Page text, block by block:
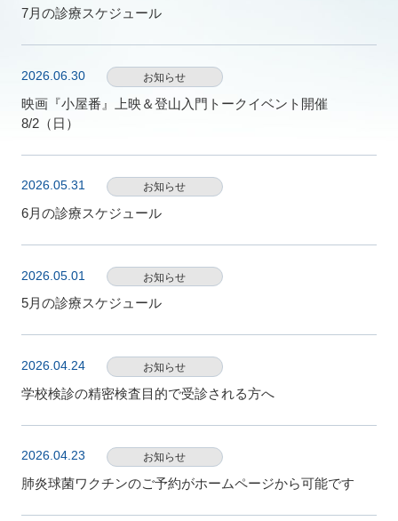
7月の診療スケジュール
2026.06.30 お知らせ
映画『小屋番』上映＆登山入門トークイベント開催
8/2（日）
2026.05.31 お知らせ
6月の診療スケジュール
2026.05.01 お知らせ
5月の診療スケジュール
2026.04.24 お知らせ
学校検診の精密検査目的で受診される方へ
2026.04.23 お知らせ
肺炎球菌ワクチンのご予約がホームページから可能です